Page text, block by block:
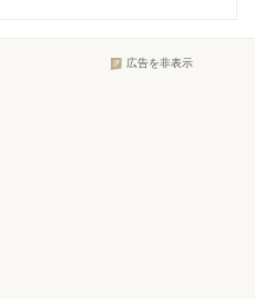
広告を非表示